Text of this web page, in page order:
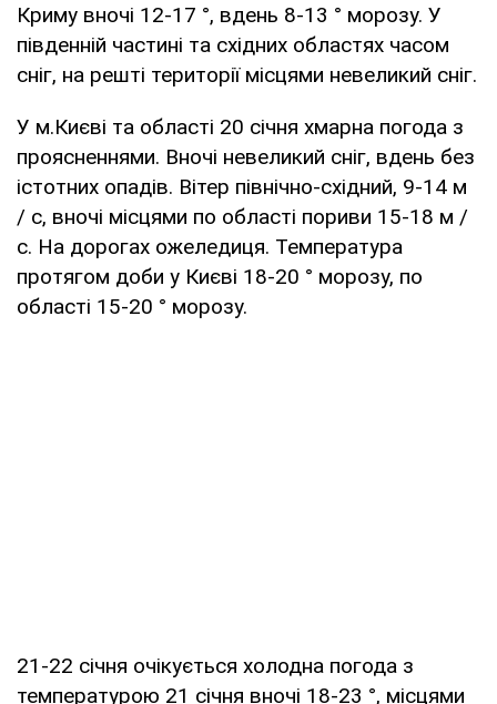
Криму вночі 12-17 °, вдень 8-13 ° морозу. У
південній частині та східних областях часом
сніг, на решті території місцями невеликий сніг.
У м.Києві та області 20 січня хмарна погода з
проясненнями. Вночі невеликий сніг, вдень без
істотних опадів. Вітер північно-східний, 9-14 м
/ с, вночі місцями по області пориви 15-18 м /
с. На дорогах ожеледиця. Температура
протягом доби у Києві 18-20 ° морозу, по
області 15-20 ° морозу.
21-22 січня очікується холодна погода з
температурою 21 січня вночі 18-23 °, місцями